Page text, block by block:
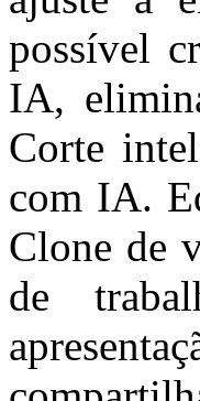
possível
IA,
Corte
com IA.
Clone de
de